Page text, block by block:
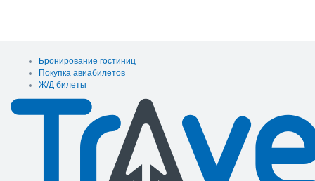
Бронирование гостиниц
Покупка авиабилетов
Ж/Д билеты